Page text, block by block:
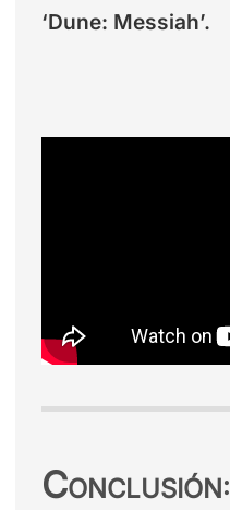
‘Dune: Messiah’.
CONCLUSIÓN: